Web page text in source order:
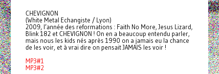
CHEVIGNON
(White Metal Echangiste / Lyon)
2009, l’année des reformations : Faith No More, Jesus Lizard,
Blink 182 et CHEVIGNON ! On en a beaucoup entendu parler,
mais nous les kids nés après 1990 on a jamais eu la chance
de les voir, et à vrai dire on pensait JAMAIS les voir !
MP3#1
MP3#2